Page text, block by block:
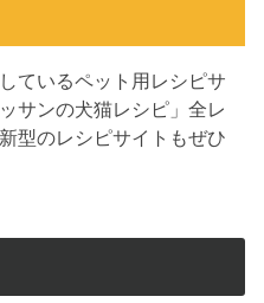
ているペット用レシピサ
サンの犬猫レシピ」全レ
型のレシピサイトもぜひ